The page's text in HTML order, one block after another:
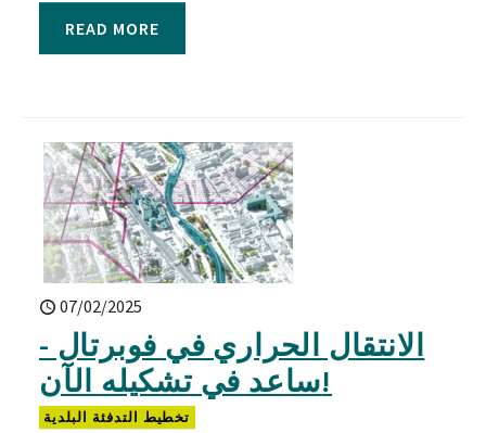
READ MORE
07/02/2025
الانتقال الحراري في فوبرتال -
ساعد في تشكيله الآن!
تخطيط التدفئة البلدية